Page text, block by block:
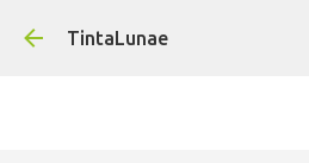
Ir al contenido
TintaLunae